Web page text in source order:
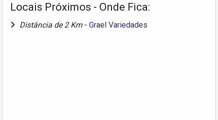
Locais Próximos - Onde Fica:
Distância de 2 Km - Grael Variedades